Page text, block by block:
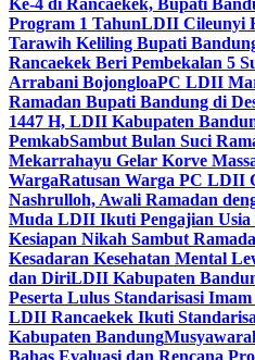
Ke-4 di Rancaekek, Bupati
Program 1 TahunLDII Cileunyi
Tarawih Keliling Bupati
Rancaekek Beri Pembekalan 5
Arrabani BojongloaPC LDII
Ramadan Bupati Bandung di
1447 H, LDII Kabupaten
PemkabSambut Bulan Suci
Mekarrahayu Gelar Korve
WargaRatusan Warga PC LDII
Nashrulloh, Awali Ramadan
Muda LDII Ikuti Pengajian Usia
Kesiapan Nikah Sambut
Kesadaran Kesehatan Mental
dan DiriLDII Kabupaten
Peserta Lulus Standarisasi
LDII Rancaekek Ikuti
Kabupaten Bandung